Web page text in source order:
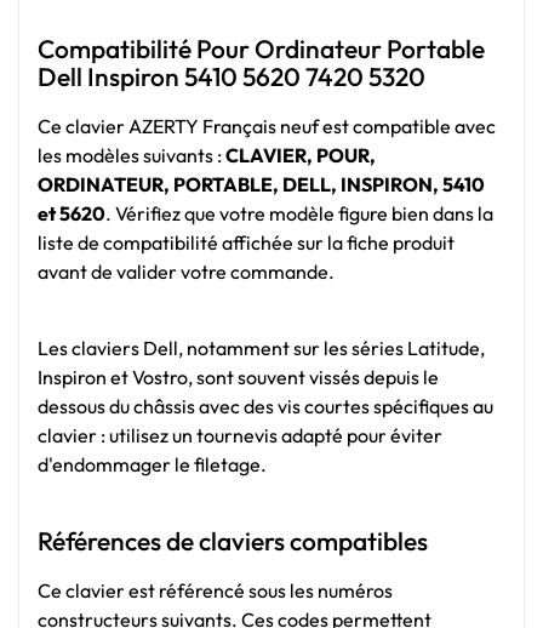
Compatibilité Pour Ordinateur Portable
Dell Inspiron 5410 5620 7420 5320
Ce clavier AZERTY Français neuf est compatible avec
les modèlessuivants :CLAVIER, POUR,
ORDINATEUR, PORTABLE, DELL, INSPIRON, 5410
et 5620. Vérifiez que votre modèle figure bien dans la
liste de compatibilité affichée sur la fiche produit
avant de valider votre commande.
Les claviers Dell, notamment sur les séries Latitude,
Inspiron et Vostro, sont souvent vissés depuis le
dessous du châssis avec des vis courtes spécifiques au
clavier : utilisez un tournevis adapté pour éviter
d'endommager le filetage.
Références de claviers compatibles
Ce clavier est référencé sous les numéros
constructeurs suivants. Ces codes permettent